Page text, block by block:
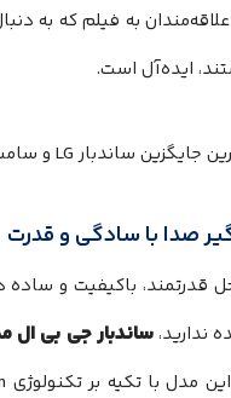
به فیلم که به دنبال
است.
با سادگی و قدرت
باکیفیت و ساده
ساندبار جی بی ال مدل Bar 500MK2